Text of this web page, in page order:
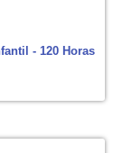
- 120 Horas